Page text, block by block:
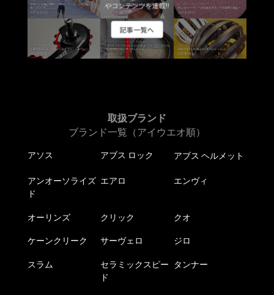
やコンテンツを連載!!
記事一覧へ
取扱ブランド
ブランド一覧（アイウエオ順）
アソス アブス ロック アブス ヘルメット
アンオーソライズ
ド
エアロ エンヴィ
オーリンズ クリック クオ
ケーンクリーク サーヴェロ ジロ
スラム
セラミックスピー
ド
タンナー